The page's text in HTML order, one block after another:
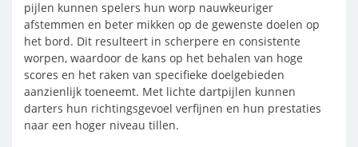
pijlen kunnen spelers hun worp nauwkeuriger
afstemmen en beter mikken op de gewenste doelen op
het bord. Dit resulteert in scherpere en consistente
worpen, waardoor de kans op het behalen van hoge
scores en het raken van specifieke doelgebieden
aanzienlijk toeneemt. Met lichte dartpijlen kunnen
darters hun richtingsgevoel verfijnen en hun prestaties
naar een hoger niveau tillen.